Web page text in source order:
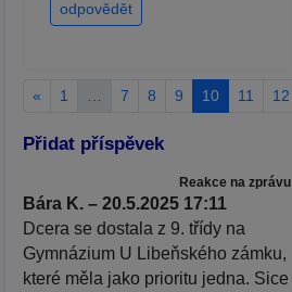
odpovědět
« 1 7 8 9 10 11 12
Přidat příspěvek
Reakce na zprávu
Bára K. – 20.5.2025 17:11
Dcera se dostala z 9. třídy na
Gymnázium U Libeňského zámku,
které měla jako prioritu jedna. Sice